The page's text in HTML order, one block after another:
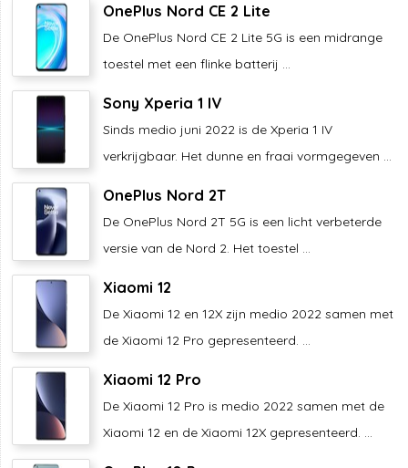
OnePlus Nord CE 2 Lite
De OnePlus Nord CE 2 Lite 5G is een midrange
toestel met een flinke batterij ...
Sony Xperia 1 IV
Sinds medio juni 2022 is de Xperia 1 IV
verkrijgbaar. Het dunne en fraai vormgegeven ...
OnePlus Nord 2T
De OnePlus Nord 2T 5G is een licht verbeterde
versie van de Nord 2. Het toestel ...
Xiaomi 12
De Xiaomi 12 en 12X zijn medio 2022 samen met
de Xiaomi 12 Pro gepresenteerd. ...
Xiaomi 12 Pro
De Xiaomi 12 Pro is medio 2022 samen met de
Xiaomi 12 en de Xiaomi 12X gepresenteerd. ...